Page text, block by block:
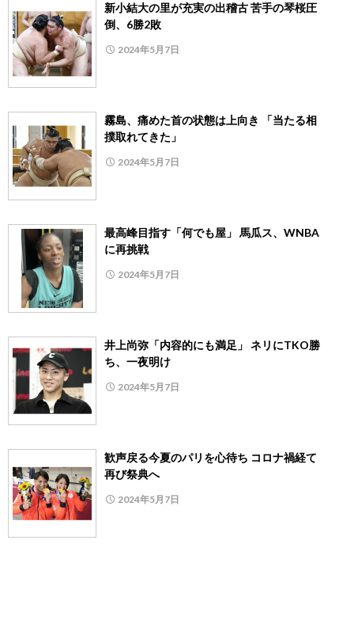
新小結大の里が充実の出稽古 苦手の琴桜圧
倒、6勝2敗
2024年5月7日
霧島、痛めた首の状態は上向き 「当たる相
撲取れてきた」
2024年5月7日
最高峰目指す「何でも屋」 馬瓜ス、WNBA
に再挑戦
2024年5月7日
井上尚弥「内容的にも満足」 ネリにTKO勝
ち、一夜明け
2024年5月7日
歓声戻る今夏のパリを心待ち コロナ禍経て
再び祭典へ
2024年5月7日